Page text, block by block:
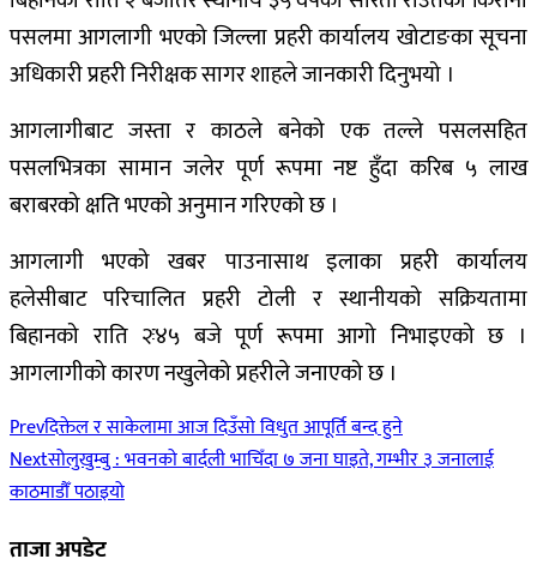
पसलमा आगलागी भएको जिल्ला प्रहरी कार्यालय खोटाङका सूचना
अधिकारी प्रहरी निरीक्षक सागर शाहले जानकारी दिनुभयो ।
आगलागीबाट जस्ता र काठले बनेको एक तल्ले पसलसहित
पसलभित्रका सामान जलेर पूर्ण रूपमा नष्ट हुँदा करिब ५ लाख
बराबरको क्षति भएको अनुमान गरिएको छ ।
आगलागी भएको खबर पाउनासाथ इलाका प्रहरी कार्यालय
हलेसीबाट परिचालित प्रहरी टोली र स्थानीयको सक्रियतामा
बिहानको राति २ः४५ बजे पूर्ण रूपमा आगो निभाइएको छ ।
आगलागीको कारण नखुलेको प्रहरीले जनाएको छ ।
Prevदिक्तेल र साकेलामा आज दिउँसो विधुत आपूर्ति बन्द हुने
Nextसोलुखुम्बु : भवनको बार्दली भाचिँदा ७ जना घाइते, गम्भीर ३ जनालाई
काठमाडौँ पठाइयो
ताजा अपडेट